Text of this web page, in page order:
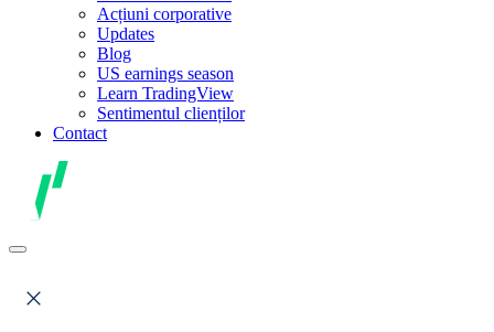
Acțiuni corporative
Updates
Blog
US earnings season
Learn TradingView
Sentimentul clienților
Contact